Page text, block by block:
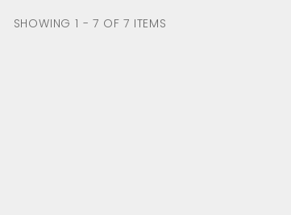
SHOWING 1 - 7 OF 7 ITEMS